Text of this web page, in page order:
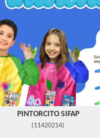
PINTORCITO SIFAP
(11420214)